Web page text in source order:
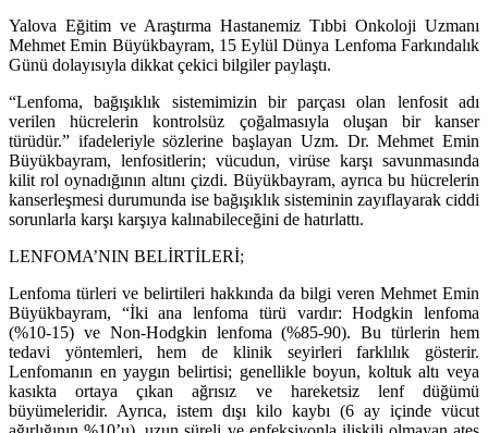
Yalova Eğitim ve Araştırma Hastanemiz Tıbbi Onkoloji Uzmanı
Mehmet Emin Büyükbayram, 15 Eylül Dünya Lenfoma Farkındalık
Günü dolayısıyla dikkat çekici bilgiler paylaştı.
“Lenfoma, bağışıklık sistemimizin bir parçası olan lenfosit adı
verilen hücrelerin kontrolsüz çoğalmasıyla oluşan bir kanser
türüdür.” ifadeleriyle sözlerine başlayan Uzm. Dr. Mehmet Emin
Büyükbayram, lenfositlerin; vücudun, virüse karşı savunmasında
kilit rol oynadığının altını çizdi. Büyükbayram, ayrıca bu hücrelerin
kanserleşmesi durumunda ise bağışıklık sisteminin zayıflayarak ciddi
sorunlarla karşı karşıya kalınabileceğini de hatırlattı.
LENFOMA’NIN BELİRTİLERİ;
Lenfoma türleri ve belirtileri hakkında da bilgi veren Mehmet Emin
Büyükbayram, “İki ana lenfoma türü vardır: Hodgkin lenfoma
(%10-15) ve Non-Hodgkin lenfoma (%85-90). Bu türlerin hem
tedavi yöntemleri, hem de klinik seyirleri farklılık gösterir.
Lenfomanın en yaygın belirtisi; genellikle boyun, koltuk altı veya
kasıkta ortaya çıkan ağrısız ve hareketsiz lenf düğümü
büyümeleridir. Ayrıca, istem dışı kilo kaybı (6 ay içinde vücut